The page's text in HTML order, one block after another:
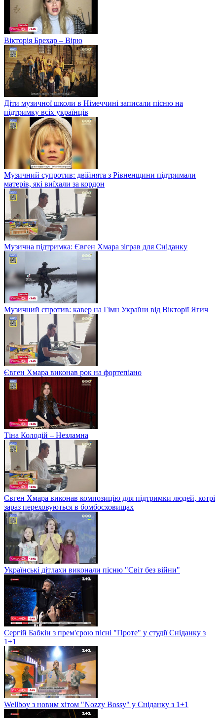
Вікторія Брехар – Вірю
Діти музичної школи в Німеччині записали пісню на
підтримку всіх українців
Музичний супротив: двійнята з Рівненщини підтримали
матерів, які виїхали за кордон
Музична підтримка: Євген Хмара зіграв для Сніданку
Музичний спротив: кавер на Гімн України від Вікторії Ягич
Євген Хмара виконав рок на фортепіано
Тіна Колодій – Незламна
Євген Хмара виконав композицію для підтримки людей, котрі
зараз переховуються в бомбосховищах
Українські дітлахи виконали пісню "Світ без війни"
Сергій Бабкін з прем'єрою пісні "Проте" у студії Сніданку з
1+1
Wellboy з новим хітом "Nozzy Bossy" у Сніданку з 1+1